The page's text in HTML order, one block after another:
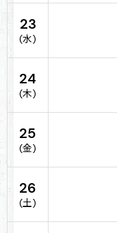
23
(水)
24
(木)
25
(金)
26
(土)